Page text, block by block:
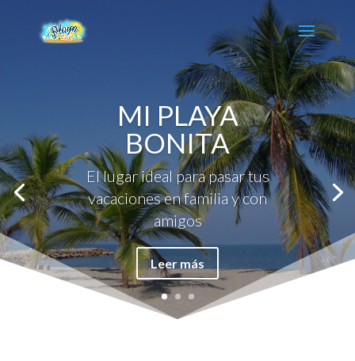
MI PLAYA
BONITA
El lugar ideal para pasar tus
vacaciones en familia y con
amigos
Leer más